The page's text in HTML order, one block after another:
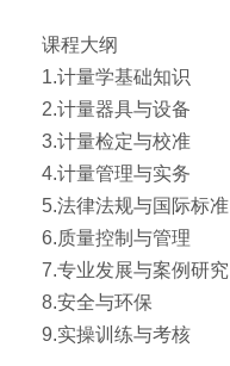
课程大纲
1.计量学基础知识
2.计量器具与设备
3.计量检定与校准
4.计量管理与实务
5.法律法规与国际标准
6.质量控制与管理
7.专业发展与案例研究
8.安全与环保
9.实操训练与考核